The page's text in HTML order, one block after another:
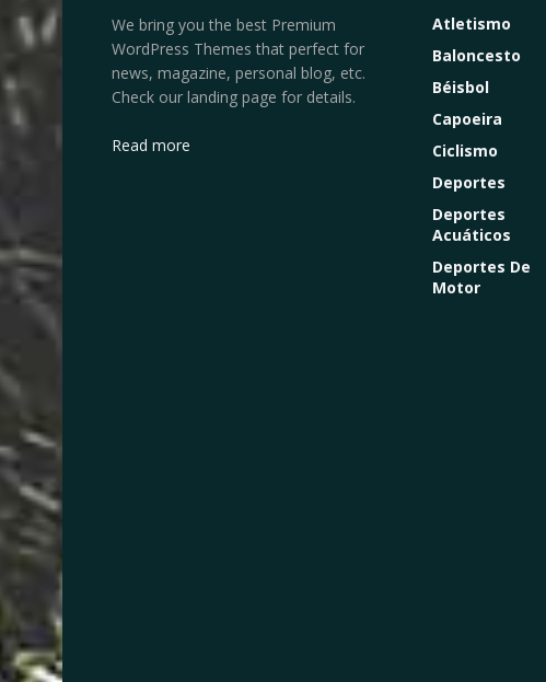
We bring you the best Premium
WordPress Themes that perfect for
news, magazine, personal blog, etc.
Check our landing page for details.
Read more
Atletismo
Baloncesto
Béisbol
Capoeira
Ciclismo
Deportes
Deportes
Acuáticos
Deportes De
Motor